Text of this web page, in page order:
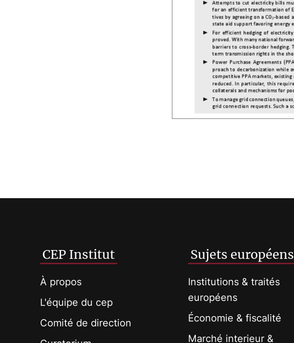
CEP Institut
À propos
L'équipe du cep
Comité de direction
Sujets européens
Institutions & traités
européens
Économie & fiscalité
Marché interieur &